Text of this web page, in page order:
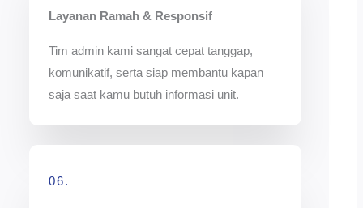
Layanan Ramah & Responsif
Tim admin kami sangat cepat tanggap,
komunikatif, serta siap membantu kapan
saja saat kamu butuh informasi unit.
06.